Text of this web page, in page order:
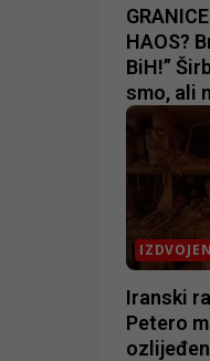
HAOS?
BiH!”
smo, ali
Iranski
Petero